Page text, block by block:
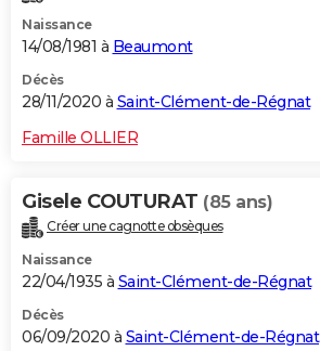
Naissance
14/08/1981 à Beaumont
Décès
28/11/2020 à Saint-Clément-de-Régnat
Famille OLLIER
Gisele COUTURAT (85 ans)
Créer une cagnotte obsèques
Naissance
22/04/1935 à Saint-Clément-de-Régnat
Décès
06/09/2020 à Saint-Clément-de-Régnat